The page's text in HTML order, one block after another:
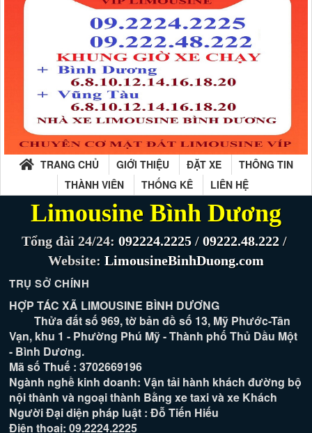
TRANG CHỦ GIỚI THIỆU ĐẶT XE
THÔNG TIN
THÀNH VIÊN
THỐNG KÊ LIÊN HỆ
Limousine Bình Dương
Tổng đài 24/24: 092224.2225 / 09222.48.222 /
Website: LimousineBinhDuong.com
TRỤ SỞ CHÍNH
HỢP TÁC XÃ LIMOUSINE BÌNH DƯƠNG
Thửa đất số 969, tờ bản đồ số 13, Mỹ Phước-Tân
Vạn, khu 1 - Phường Phú Mỹ - Thành phố Thủ Dầu Một
- Bình Dương.
Mã số Thuế : 3702669196
Ngành nghề kinh doanh: Vận tải hành khách đường bộ
nội thành và ngoại thành Bằng xe taxi và xe Khách
Người Đại diện pháp luật : Đỗ Tiến Hiếu
Điện thoại: 09.2224.2225